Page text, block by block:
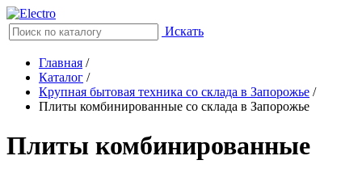
Искать
Главная /
Каталог /
Крупная бытовая техника со склада в Запорожье /
Плиты комбинированные со склада в Запорожье
Плиты комбинированные